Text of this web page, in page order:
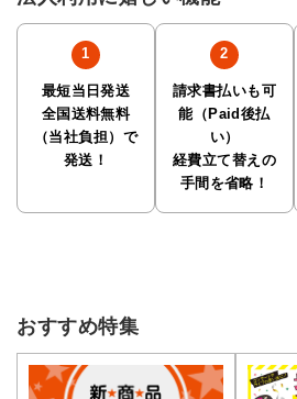
最短当日発送
全国送料無料
（当社負担）で
発送！
請求書払いも可
能（Paid後払
い）
経費立て替えの
手間を省略！
おすすめ特集